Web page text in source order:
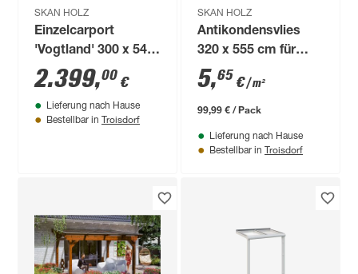
SKAN HOLZ
Einzelcarport
'Vogtland' 300 x 541
cm eiche hell
2.399,00 €
Lieferung nach Hause
Bestellbar in Troisdorf
SKAN HOLZ
Antikondensvlies
320 x 555 cm für
Trapezblech-
Dachplatten
5,65 €/ m²
99,99 € / Pack
Lieferung nach Hause
Bestellbar in Troisdorf